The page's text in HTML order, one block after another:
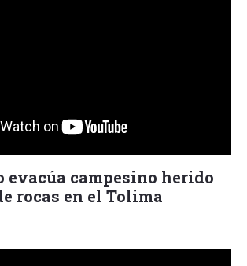
evacúa campesino herido
rocas en el Tolima